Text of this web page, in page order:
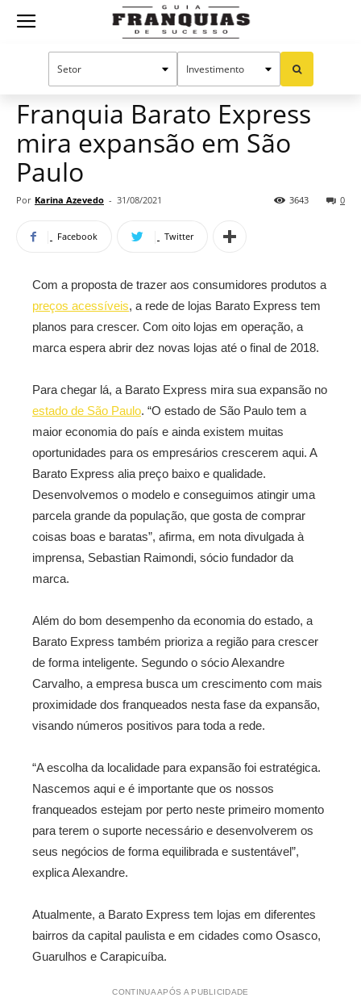
Guia
Mercado de franquias
Franquia Barato Express
mira expansão em São
Paulo
Por Karina Azevedo - 31/08/2021 0
3643
Facebook Twitter
Com a proposta de trazer aos consumidores produtos a
preços acessíveis, a rede de lojas Barato Express tem
planos para crescer. Com oito lojas em operação, a
marca espera abrir dez novas lojas até o final de 2018.
Para chegar lá, a Barato Express mira sua expansão no
estado de São Paulo. “O estado de São Paulo tem a
maior economia do país e ainda existem muitas
oportunidades para os empresários crescerem aqui. A
Barato Express alia preço baixo e qualidade.
Desenvolvemos o modelo e conseguimos atingir uma
parcela grande da população, que gosta de comprar
coisas boas e baratas”, afirma, em nota divulgada à
imprensa, Sebastian Raimondi, sócio fundador da
marca.
Além do bom desempenho da economia do estado, a
Barato Express também prioriza a região para crescer
de forma inteligente. Segundo o sócio Alexandre
Carvalho, a empresa busca um crescimento com mais
proximidade dos franqueados nesta fase da expansão,
visando números positivos para toda a rede.
“A escolha da localidade para expansão foi estratégica.
Nascemos aqui e é importante que os nossos
franqueados estejam por perto neste primeiro momento
para terem o suporte necessário e desenvolverem os
seus negócios de forma equilibrada e sustentável”,
explica Alexandre.
Atualmente, a Barato Express tem lojas em diferentes
bairros da capital paulista e em cidades como Osasco,
Guarulhos e Carapicuíba.
CONTINUA APÓS A PUBLICIDADE